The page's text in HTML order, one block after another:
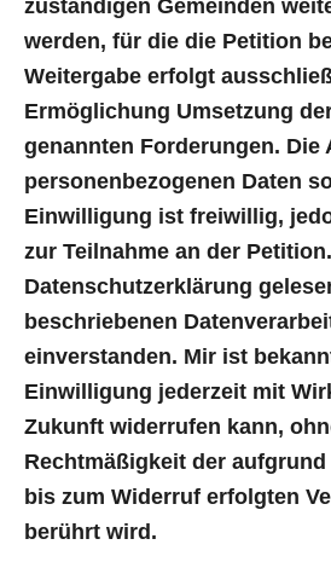
zuständigen Gemeinden
werden, für die die Petition
Weitergabe erfolgt
Ermöglichung Umsetzung
genannten Forderungen. Die
personenbezogenen Daten
Einwilligung ist freiwillig,
zur Teilnahme an der
Datenschutzerklärung
beschriebenen
einverstanden. Mir ist
Einwilligung jederzeit mit
Zukunft widerrufen kann,
Rechtmäßigkeit der
bis zum Widerruf erfolgten
berührt wird.